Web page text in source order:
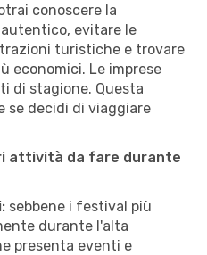
conoscere la
evitare le
turistiche e trovare
economici. Le imprese
di stagione. Questa
se decidi di viaggiare
attività da fare durante
sebbene i festival più
durante l'alta
presenta eventi e